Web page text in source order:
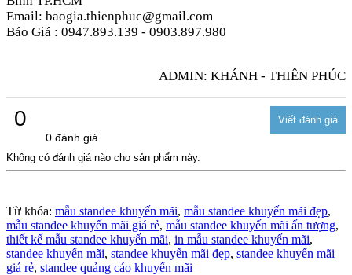
Email: baogia.thienphuc@gmail.com
Báo Giá : 0947.893.139 - 0903.897.980
ADMIN: KHÁNH - THIÊN PHÚC
0
0 đánh giá
Không có đánh giá nào cho sản phẩm này.
Từ khóa: mẫu standee khuyến mãi, mẫu standee khuyến mãi đẹp,
mẫu standee khuyến mãi giá rẻ, mẫu standee khuyến mãi ấn tượng,
thiết kế mẫu standee khuyến mãi, in mẫu standee khuyến mãi,
standee khuyến mãi, standee khuyến mãi đẹp, standee khuyến mãi
giá rẻ, standee quảng cáo khuyến mãi